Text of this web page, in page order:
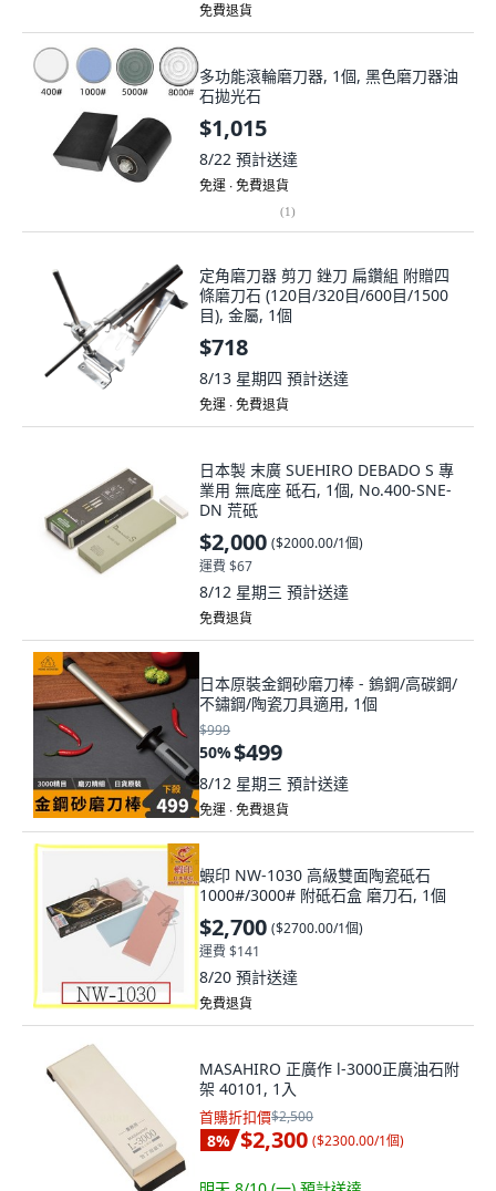
免費退貨
多功能滾輪磨刀器, 1個, 黑色磨刀器油
石拋光石
$1,015
8/22 預計送達
免運 ∙ 免費退貨
(1)
定角磨刀器 剪刀 銼刀 扁鑽組 附贈四
條磨刀石 (120目/320目/600目/1500
目), 金屬, 1個
$718
8/13 星期四 預計送達
免運 ∙ 免費退貨
日本製 末廣 SUEHIRO DEBADO S 專
業用 無底座 砥石, 1個, No.400-SNE-
DN 荒砥
$2,000 ($2000.00/1個)
運費 $67
8/12 星期三 預計送達
免費退貨
日本原裝金鋼砂磨刀棒 - 鎢鋼/高碳鋼/
不鏽鋼/陶瓷刀具適用, 1個
$999
50%$499
8/12 星期三 預計送達
免運 ∙ 免費退貨
蝦印 NW-1030 高級雙面陶瓷砥石
1000#/3000# 附砥石盒 磨刀石, 1個
$2,700 ($2700.00/1個)
運費 $141
8/20 預計送達
免費退貨
MASAHIRO 正廣作 l-3000正廣油石附
架 40101, 1入
首購折扣價$2,500
8% $2,300 ($2300.00/1個)